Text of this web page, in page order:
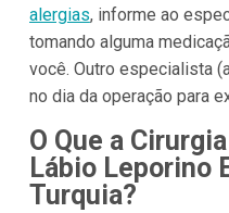
alergias, informe ao
tomando alguma
você. Outro especialista
no dia da operação para
O Que a
Lábio Leporino
Turquia?